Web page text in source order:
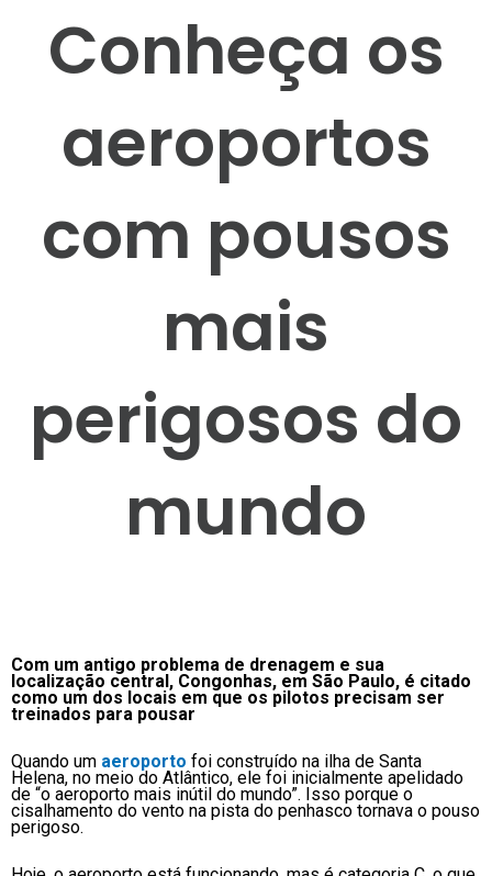
Conheça os
aeroportos
com pousos
mais
perigosos do
mundo
Com um antigo problema de drenagem e sua
localização central, Congonhas, em São Paulo, é citado
como um dos locais em que os pilotos precisam ser
treinados para pousar
Quando um aeroporto foi construído na ilha de Santa
Helena, no meio do Atlântico, ele foi inicialmente apelidado
de “o aeroporto mais inútil do mundo”. Isso porque o
cisalhamento do vento na pista do penhasco tornava o pouso
perigoso.